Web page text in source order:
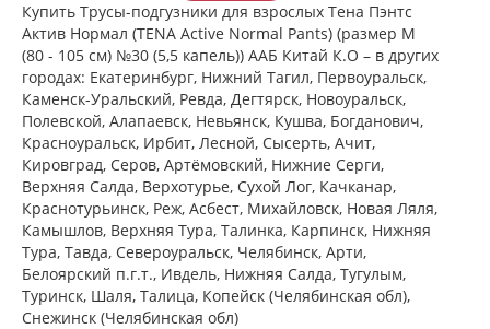
Купить Трусы-подгузники для взрослых Тена Пэнтс
Актив Нормал (TENA Active Normal Pants) (размер M
(80 - 105 см) №30 (5,5 капель)) ААБ Китай К.О – в других
городах: Екатеринбург, Нижний Тагил, Первоуральск,
Каменск-Уральский, Ревда, Дегтярск, Новоуральск,
Полевской, Алапаевск, Невьянск, Кушва, Богданович,
Красноуральск, Ирбит, Лесной, Сысерть, Ачит,
Кировград, Серов, Артёмовский, Нижние Cерги,
Верхняя Салда, Верхотурье, Сухой Лог, Качканар,
Краснотурьинск, Реж, Асбест, Михайловск, Новая Ляля,
Камышлов, Верхняя Тура, Талинка, Карпинск, Нижняя
Тура, Тавда, Североуральск, Челябинск, Арти,
Белоярский п.г.т., Ивдель, Нижняя Салда, Тугулым,
Туринск, Шаля, Талица, Копейск (Челябинская обл),
Снежинск (Челябинская обл)